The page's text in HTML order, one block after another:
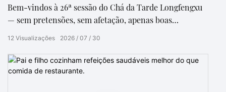
Bem-vindos à 26ª sessão do Chá da Tarde Longfengxu
— sem pretensões, sem afetação, apenas boas
2026 07 30
12 Visualizações